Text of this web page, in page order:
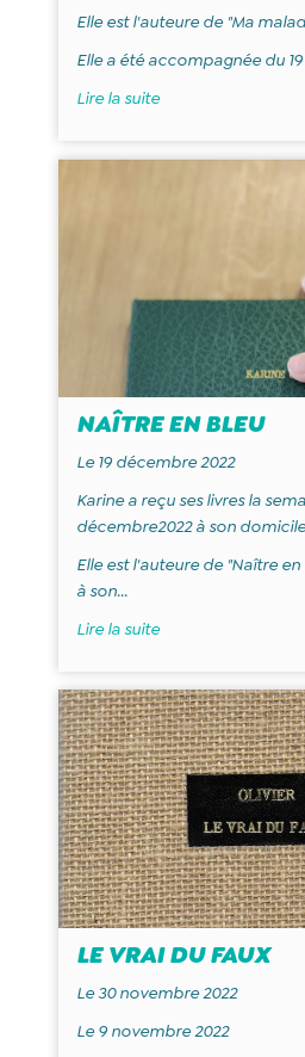
Elle est l'auteure de "Ma
Elle a été accompagnée du 19
Lire la suite
NAÎTRE EN BLEU
Le 19 décembre 2022
Karine a reçu ses livres la
décembre2022 à son
Elle est l'auteure de "Naître
à son...
Lire la suite
LE VRAI DU FAUX
Le 30 novembre 2022
Le 9 novembre 2022